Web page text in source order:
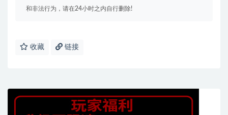
和非法行为，请在24小时之内自行删除!
收藏 链接